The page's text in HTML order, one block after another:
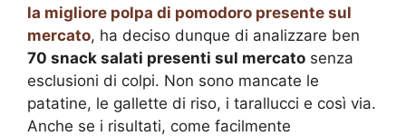
la migliore polpa di pomodoro presente sul
mercato, ha deciso dunque di analizzare ben
70 snack salati presenti sul mercato senza
esclusioni di colpi. Non sono mancate le
patatine, le gallette di riso, i tarallucci e così via.
Anche se i risultati, come facilmente